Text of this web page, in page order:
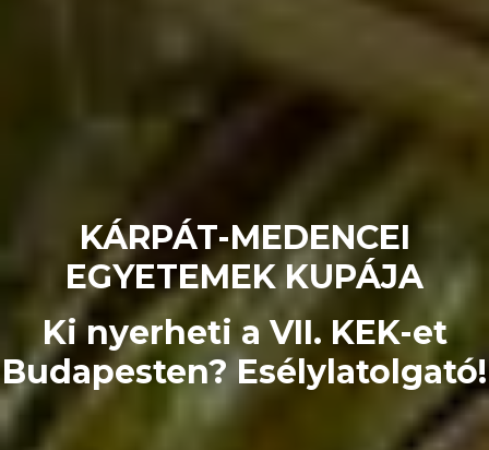
KÁRPÁT-MEDENCEI
EGYETEMEK KUPÁJA
Ki nyerheti a VII. KEK-et
Budapesten? Esélylatolgató!